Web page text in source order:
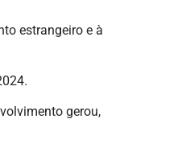
estrangeiro e à
gerou,